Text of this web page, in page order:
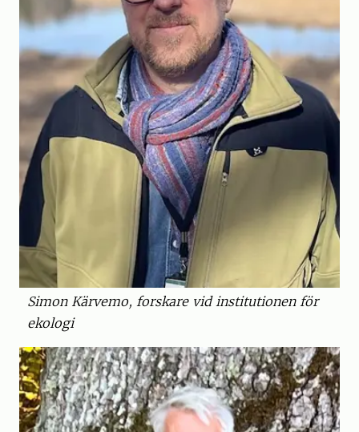
Simon Kärvemo, forskare vid institutionen för
ekologi